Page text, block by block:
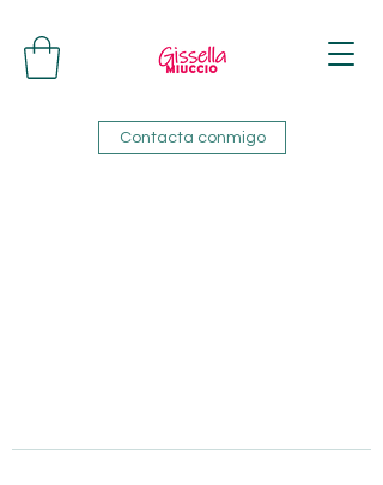
Contacta conmigo